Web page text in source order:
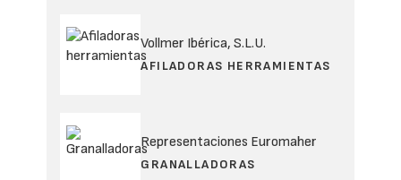
Vollmer Ibérica, S.L.U.
AFILADORAS HERRAMIENTAS
Representaciones Euromaher
GRANALLADORAS